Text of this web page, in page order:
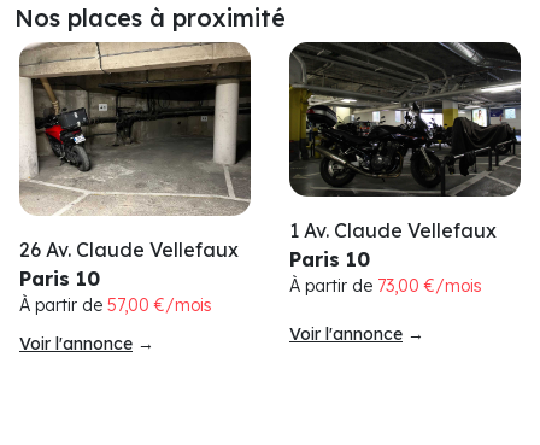
Nos places à proximité
26 Av. Claude Vellefaux
Paris 10
À partir de 57,00 €/mois
Voir l'annonce →
1 Av. Claude Vellefaux
Paris 10
À partir de 73,00 €/mois
Voir l'annonce →